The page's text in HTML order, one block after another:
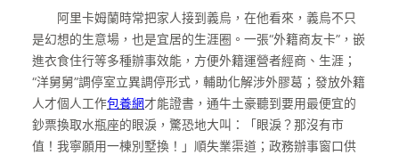
阿里卡姆蘭時常把家人接到義烏，在他看來，義烏不只
是幻想的生意場，也是宜居的生涯圈。一張“外籍商友卡”，嵌
進衣食住行等多種辦事效能，方便外籍運營者經商、生涯；
“洋舅舅”調停室立異調停形式，輔助化解涉外膠葛；發放外籍
人才個人工作包養網才能證書，通牛土豪聽到要用最便宜的
鈔票換取水瓶座的眼淚，驚恐地大叫：「眼淚？那沒有市
值！我寧願用一棟別墅換！」順失業渠道；政務辦事窗口供